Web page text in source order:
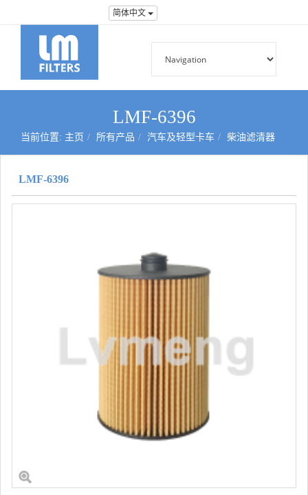
简体中文
LMF-6396
当前位置: 主页 所有产品 汽车及轻型卡车 柴油滤清器
LMF-6396